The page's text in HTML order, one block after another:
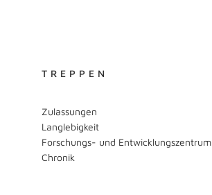
TREPPEN
Zulassungen
Langlebigkeit
Forschungs- und Entwicklungszentrum
Chronik